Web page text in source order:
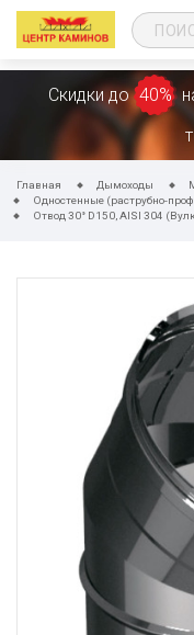
Скидки до 40%
Главная Дымоходы
Одностенные (раструбно-
Отвод 30° D150, AISI 304